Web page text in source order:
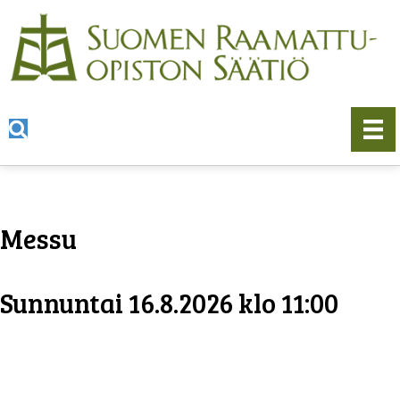
Messu
Sunnuntai 16.8.2026 klo 11:00